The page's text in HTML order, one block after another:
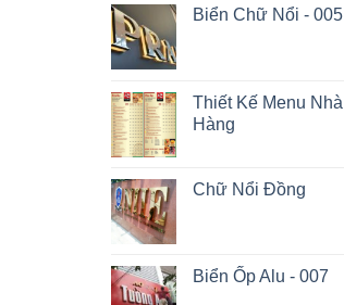
Biển Chữ Nổi - 005
Thiết Kế Menu Nhà
Hàng
Chữ Nổi Đồng
Biển Ốp Alu - 007